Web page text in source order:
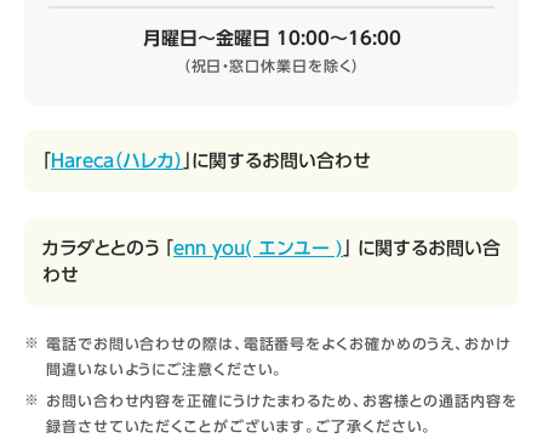
月曜日～金曜日 10:00～16:00
（祝日・窓口休業日を除く）
Hareca（ハレカ） 」に関するお問い合わせ
カラダととのう 「 enn you( エンユー ) 」 に関するお問い合
わせ
電話でお問い合わせの際は、電話番号をよくお確かめのうえ、おかけ
間違いないようにご注意ください。
お問い合わせ内容を正確にうけたまわるため、お客様との通話内容を
録音させていただくことがございます。ご了承ください。